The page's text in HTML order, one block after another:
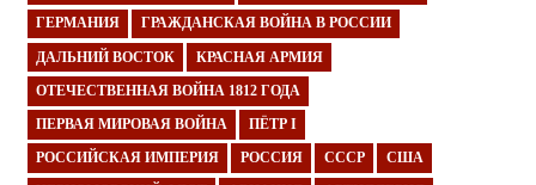
ГЕРМАНИЯ ГРАЖДАНСКАЯ ВОЙНА В РОССИИ
ДАЛЬНИЙ ВОСТОК КРАСНАЯ АРМИЯ
ОТЕЧЕСТВЕННАЯ ВОЙНА 1812 ГОДА
ПЕРВАЯ МИРОВАЯ ВОЙНА ПЁТР I
РОССИЙСКАЯ ИМПЕРИЯ РОССИЯ СССР США